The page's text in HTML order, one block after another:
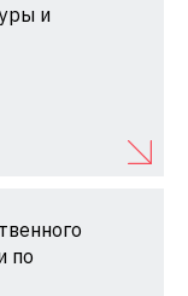
и
по